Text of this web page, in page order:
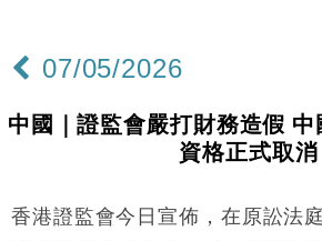
07/05/2026
中國｜證監會嚴打財務造假
資格正式取消
香港證監會今日宣佈，在原訟法